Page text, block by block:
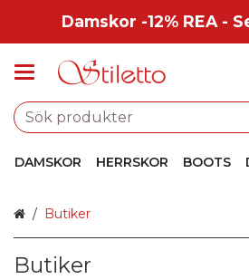
Damskor -12% REA -
DAMSKOR HERRSKOR BOOTS
HemButiker
Butiker